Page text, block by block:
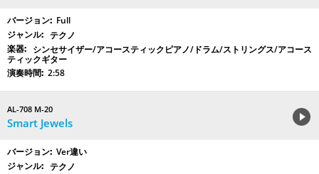
Full
テクノ
シンセサイザー/アコースティックピアノ/ドラム/ストリングス/アコース
ティックギター
2:58
AL-708 M-20
Smart Jewels
Ver違い
テクノ